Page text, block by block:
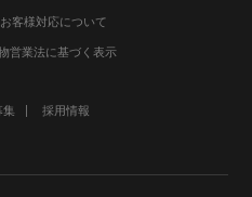
お客様対応について
営業法に基づく表示
集 採用情報